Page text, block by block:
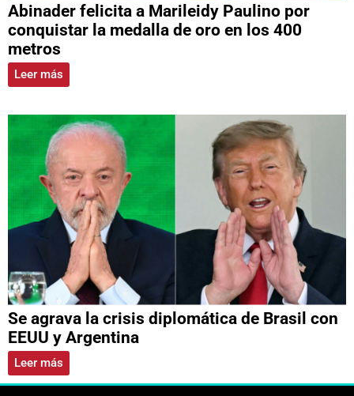
Abinader felicita a Marileidy Paulino por
conquistar la medalla de oro en los 400
metros
Leer más
Se agrava la crisis diplomática de Brasil con
EEUU y Argentina
Leer más